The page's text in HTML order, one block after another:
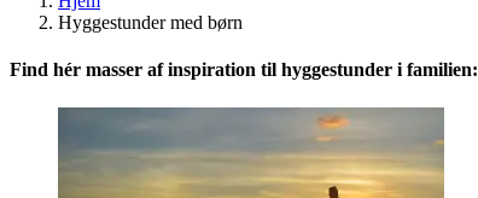
Hyggestunder med børn
Find hér masser af inspiration til hyggestunder i familien: